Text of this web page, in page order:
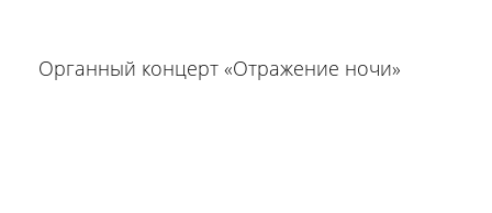
Органный концерт «Отражение ночи»